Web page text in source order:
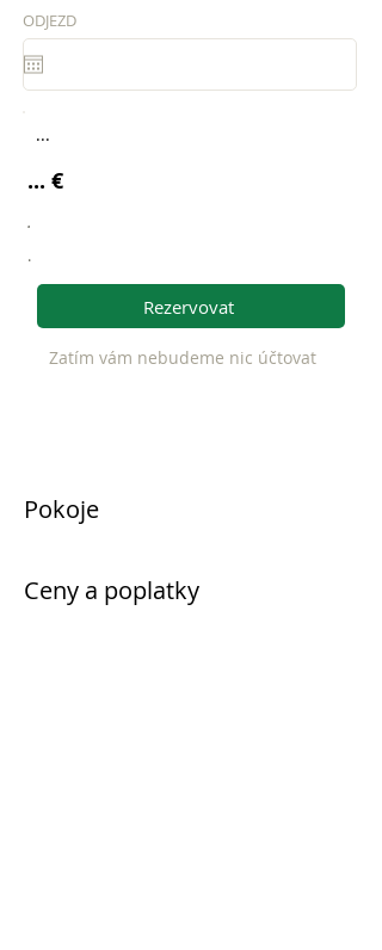
ODJEZD
...
... €
.
.
Rezervovat
Zatím vám nebudeme nic účtovat
Pokoje
Ceny a poplatky